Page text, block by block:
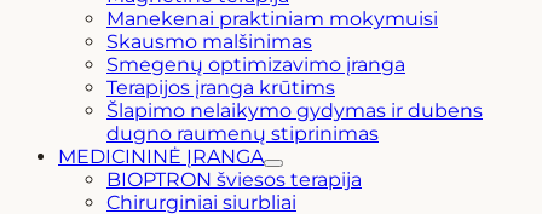
Manekenai praktiniam mokymuisi
Skausmo malšinimas
Smegenų optimizavimo įranga
Terapijos įranga krūtims
Šlapimo nelaikymo gydymas ir dubens
dugno raumenų stiprinimas
MEDICININĖ ĮRANGA
BIOPTRON šviesos terapija
Chirurginiai siurbliai